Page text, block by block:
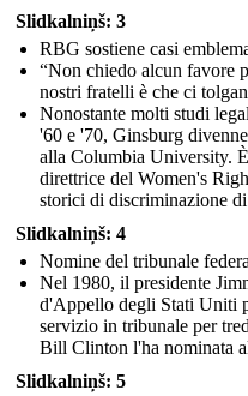
Slidkalniņš: 3
RBG sostiene casi
“Non chiedo alcun favore
nostri fratelli è che ci
Nonostante molti studi
'60 e '70, Ginsburg
alla Columbia University.
direttrice del Women's
storici di discriminazione
Slidkalniņš: 4
Nomine del tribunale
Nel 1980, il presidente
d'Appello degli Stati Uniti
servizio in tribunale per
Bill Clinton l'ha nominata
Slidkalniņš: 5